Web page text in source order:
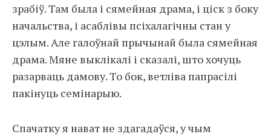
зрабіў. Там была і сямейная драма, і ціск з боку
начальства, і асаблівы псіхалагічны стан у
цэлым. Але галоўнай прычынай была сямейная
драма. Мяне выклікалі і сказалі, што хочуць
разарваць дамову. То бок, ветліва папрасілі
пакінуць семінарыю.
Спачатку я нават не здагадаўся, у чым